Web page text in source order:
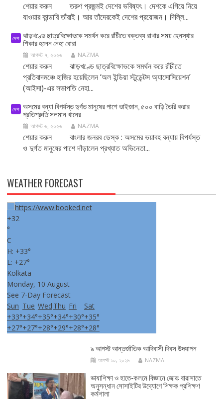
শেয়ার করুন তরুণ প্রজন্মই দেশের ভবিষ্যৎ। দেশকে এগিয়ে নিয়ে
যাওয়ার কান্ডারি তাঁরাই। আর তাঁদেরকেই দেশের প্রয়োজন। দিল্লি...
দেশ ঝাড়খণ্ডে ছাত্রবিক্ষোভকে সমর্থন করে রাঁচীতে বক্তব্য রাখার সময় হেনস্থার
শিকার হলেন নেহা বোরা
আগস্ট ৭, ২০২৬ NAZMA
শেয়ার করুন ঝাড়খণ্ডে ছাত্রবিক্ষোভকে সমর্থন করে রাঁচীতে
প্রতিবাদমঞ্চে হাজির হয়েছিলেন ‘অল ইন্ডিয়া স্টুডেন্টস অ্যাসোসিয়েশন’
(আইসা)-এর সভাপতি নেহা...
দেশ অসমের বন্যা বিপর্যস্ত দুর্গত মানুষের পাশে ভাইজান, ৫০০ বাড়ি তৈরি করার
প্রতিশ্রুতি সলমান খানের
আগস্ট ৬, ২০২৬ NAZMA
শেয়ার করুন বাংলার জনরব ডেস্ক : অসমের ভয়াবহ বন্যায় বিপর্যস্ত
ও দুর্গত মানুষের পাশে দাঁড়ালেন প্রখ্যাত অভিনেতা...
WEATHER FORECAST
+32
°
C
H: +33°
L: +27°
Kolkata
Monday, 10 August
See 7-Day Forecast
Sun Tue Wed Thu Fri
Sat
+33°+34°+35°+34°+30°+35°
+27°+27°+28°+29°+28°+28°
৯ আগস্ট আন্তর্জাতিক আদিবাসী দিবস উদযাপন
আগস্ট ১০, ২০২৬ NAZMA
ভাষাশিক্ষা ও হাতে-কলমে বিজ্ঞানে জোর: বারাসাতে
অনুসন্ধান সোসাইটির উদ্যোগে শিক্ষক প্রশিক্ষণ
কর্মশালা